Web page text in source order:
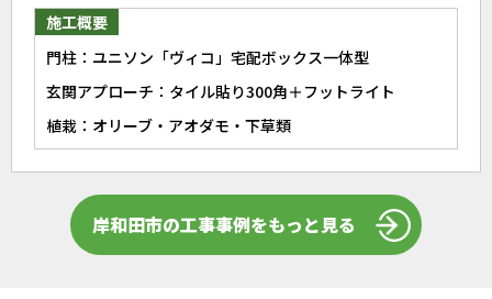
施工概要
門柱：ユニソン「ヴィコ」宅配ボックス一体型
玄関アプローチ：タイル貼り300角＋フットライト
植栽：オリーブ・アオダモ・下草類
岸和田市の工事事例をもっと見る